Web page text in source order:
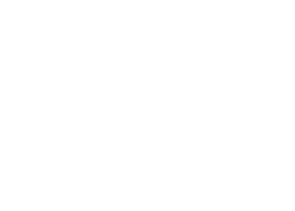
März und Sa, 28. März